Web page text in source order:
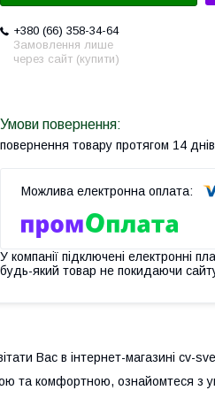
+380 (66) 358-34-64
Замовлення лише
через сайт (купити)
повернення товару протягом 14 днів
У компанії підключені електронні
будь-який товар не покидаючи
Вас в інтернет-магазині cv-
та комфортною, ознайомтеся з